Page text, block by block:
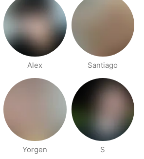
Alex Santiago
Yorgen S